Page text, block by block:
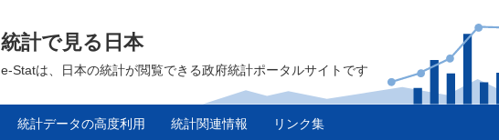
統計で見る日本
e-Statは、日本の統計が閲覧できる政府統計ポータルサイトです
統計データの高度利用 統計関連情報 リンク集